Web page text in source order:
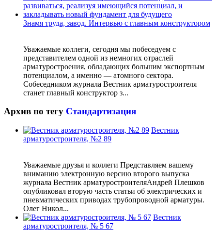
Знамя труда, завод. Интервью с главным конструктором
Уважаемые коллеги, сегодня мы побеседуем с
представителем одной из немногих отраслей
арматуростроения, обладающих большим экспортным
потенциалом, а именно — атомного сектора.
Собеседником журнала Вестник арматуростроителя
станет главный конструктор з...
Архив по тегу Стандартизация
Вестник
арматуростроителя, №2 89
Уважаемые друзья и коллеги Представляем вашему
вниманию электронную версию второго выпуска
журнала Вестник арматуростроителяАндрей Плешков
опубликовал вторую часть статьи об электрических и
пневматических приводах трубопроводной арматуры.
Олег Никол...
Вестник
арматуростроителя, № 5 67